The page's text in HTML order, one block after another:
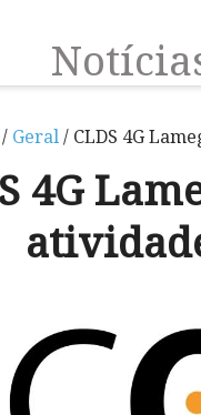
/ Geral/ CLDS 4G
4G